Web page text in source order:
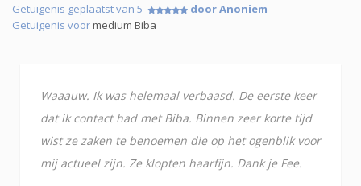
Getuigenis geplaatst van 5
door Anoniem
Getuigenis voormedium Biba
Waaauw. Ik was helemaal verbaasd. De eerste keer
dat ik contact had met Biba. Binnen zeer korte tijd
wist ze zaken te benoemen die op het ogenblik voor
mij actueel zijn. Ze klopten haarfijn. Dank je Fee.